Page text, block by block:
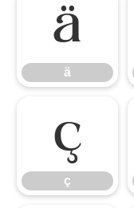
ä
ä
ç
ç